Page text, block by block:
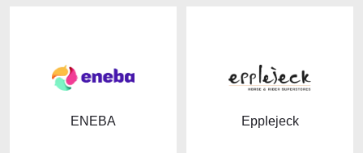
ENEBA Epplejeck